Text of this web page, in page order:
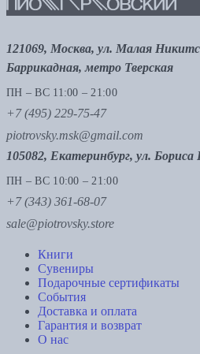
121069, Москва, ул. Малая
Баррикадная, метро Тверская
ПН – ВС 11:00 – 21:00
+7 (495) 229-75-47
piotrovsky.msk@gmail.com
105082, Екатеринбург, ул. Бориса
ПН – ВС 10:00 – 21:00
+7 (343) 361-68-07
sale@piotrovsky.store
Книги
Сувениры
Подарочные сертификаты
События
Доставка и оплата
Гарантия и возврат
О нас